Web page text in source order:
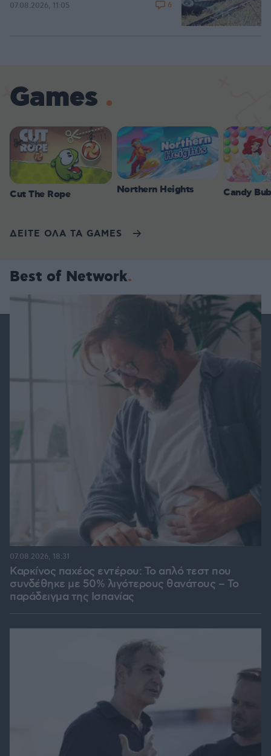
07.08.2026, 11:05 6
Games
Cut The Rope Northern Heights Candy
ΔΕΙΤΕ ΟΛΑ ΤΑ GAMES
Best of Network
Καρκίνος παχέος εντέρου: Το απλό τεστ που
συνδέθηκε με 50% λιγότερους θανάτους – Το
παράδειγμα της Ισπανίας
07.08.2026, 18:31